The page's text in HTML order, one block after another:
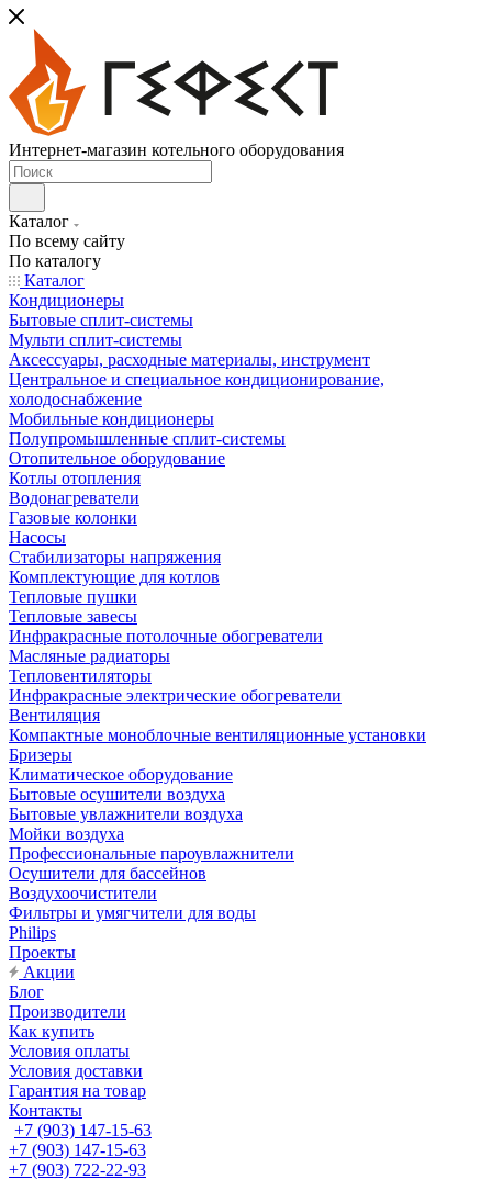
Интернет-магазин котельного оборудования
Каталог
По всему сайту
По каталогу
Каталог
Кондиционеры
Бытовые сплит-системы
Мульти сплит-системы
Аксессуары, расходные материалы, инструмент
Центральное и специальное кондиционирование,
холодоснабжение
Мобильные кондиционеры
Полупромышленные сплит-системы
Отопительное оборудование
Котлы отопления
Водонагреватели
Газовые колонки
Насосы
Стабилизаторы напряжения
Комплектующие для котлов
Тепловые пушки
Тепловые завесы
Инфракрасные потолочные обогреватели
Масляные радиаторы
Тепловентиляторы
Инфракрасные электрические обогреватели
Вентиляция
Компактные моноблочные вентиляционные установки
Бризеры
Климатическое оборудование
Бытовые осушители воздуха
Бытовые увлажнители воздуха
Мойки воздуха
Профессиональные пароувлажнители
Осушители для бассейнов
Воздухоочистители
Фильтры и умягчители для воды
Philips
Проекты
Акции
Блог
Производители
Как купить
Условия оплаты
Условия доставки
Гарантия на товар
Контакты
+7 (903) 147-15-63
+7 (903) 147-15-63
+7 (903) 722-22-93